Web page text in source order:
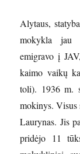
Alytaus,
mokykla jau
emigravo į
kaimo vaikų
toli). 1936 m.
mokinys. Visus
Laurynas. Jis
pridėjo 11